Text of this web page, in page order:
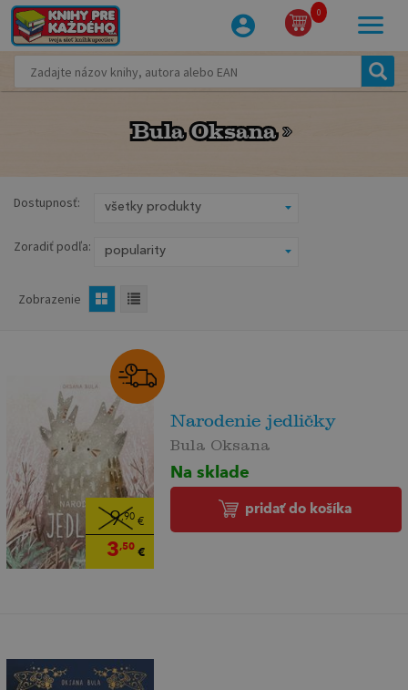
0
Bula Oksana
Bula Oksana
Dostupnosť:
Zoradiť podľa:
Zobrazenie
9,90€
3,50€
Narodenie jedličky
Bula Oksana
Na sklade
pridať do košíka